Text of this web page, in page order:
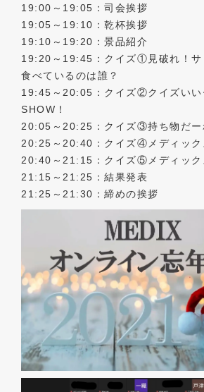
19:00～19:05：司会挨拶
19:05～19:10：乾杯挨拶
19:10～19:20：景品紹介
19:20～19:45：クイズ①見破れ！サ
食べているのは誰？
19:45～20:05：クイズ②クイズいい
SHOW！
20:05～20:25：クイズ③持ち物だー
20:25～20:40：クイズ④メディック
20:40～21:15：クイズ⑤メディック
21:15～21:25：結果発表
21:25～21:30：締めの挨拶